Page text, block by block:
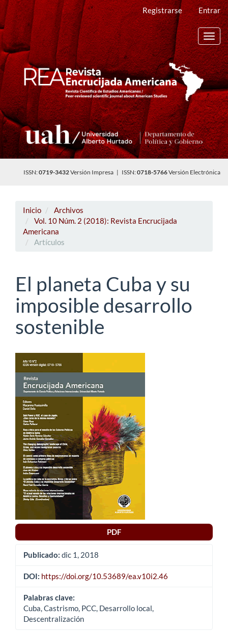
Navegación
principal
Contenido
principal
Barra
lateral
Registrarse Entrar
ISSN:0719-3432Versión Impresa | ISSN:0718-5766Versión Electrónica
Inicio
Archivos
Vol. 10 Núm. 2 (2018): Revista Encrucijada
Americana
Artículos
El planeta Cuba y su
imposible desarrollo
sostenible
Barra
lateral
del
artículo
PDF
Publicado: dic 1, 2018
DOI: https://doi.org/10.53689/ea.v10i2.46
Palabras clave:
Cuba, Castrismo, PCC, Desarrollo local,
Descentralización